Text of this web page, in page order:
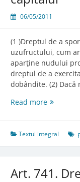
06/05/2011
(1 )Dreptul de a
uzufructului, cum
aparţine nudului
dreptul de a
dobândite. (2)
Read moreArt.
de
a
Textul integral
Art. 741.